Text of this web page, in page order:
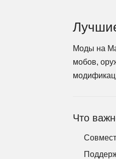
Моды на
мобов,
Что